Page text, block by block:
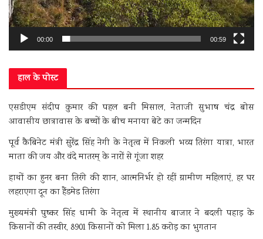
00:00 00:59
हाल के पोस्ट
एसडीएम संदीप कुमार की पहल बनी मिसाल, नेताजी सुभाष चंद्र बोस
आवासीय छात्रावास के बच्चों के बीच मनाया बेटे का जन्मदिन
पूर्व कैबिनेट मंत्री सुरेंद्र सिंह नेगी के नेतृत्व में निकली भव्य तिरंगा यात्रा, भारत
माता की जय और वंदे मातरम् के नारों से गूंजा शहर
हाथों का हुनर बना तिरंगे की शान, आत्मनिर्भर हो रहीं ग्रामीण महिलाएं, हर घर
लहराएगा दून का हैंडमेड तिरंगा
मुख्यमंत्री पुष्कर सिंह धामी के नेतृत्व में स्थानीय बाजार ने बदली पहाड़ के
किसानों की तस्वीर, 8901 किसानों को मिला 1.85 करोड़ का भुगतान